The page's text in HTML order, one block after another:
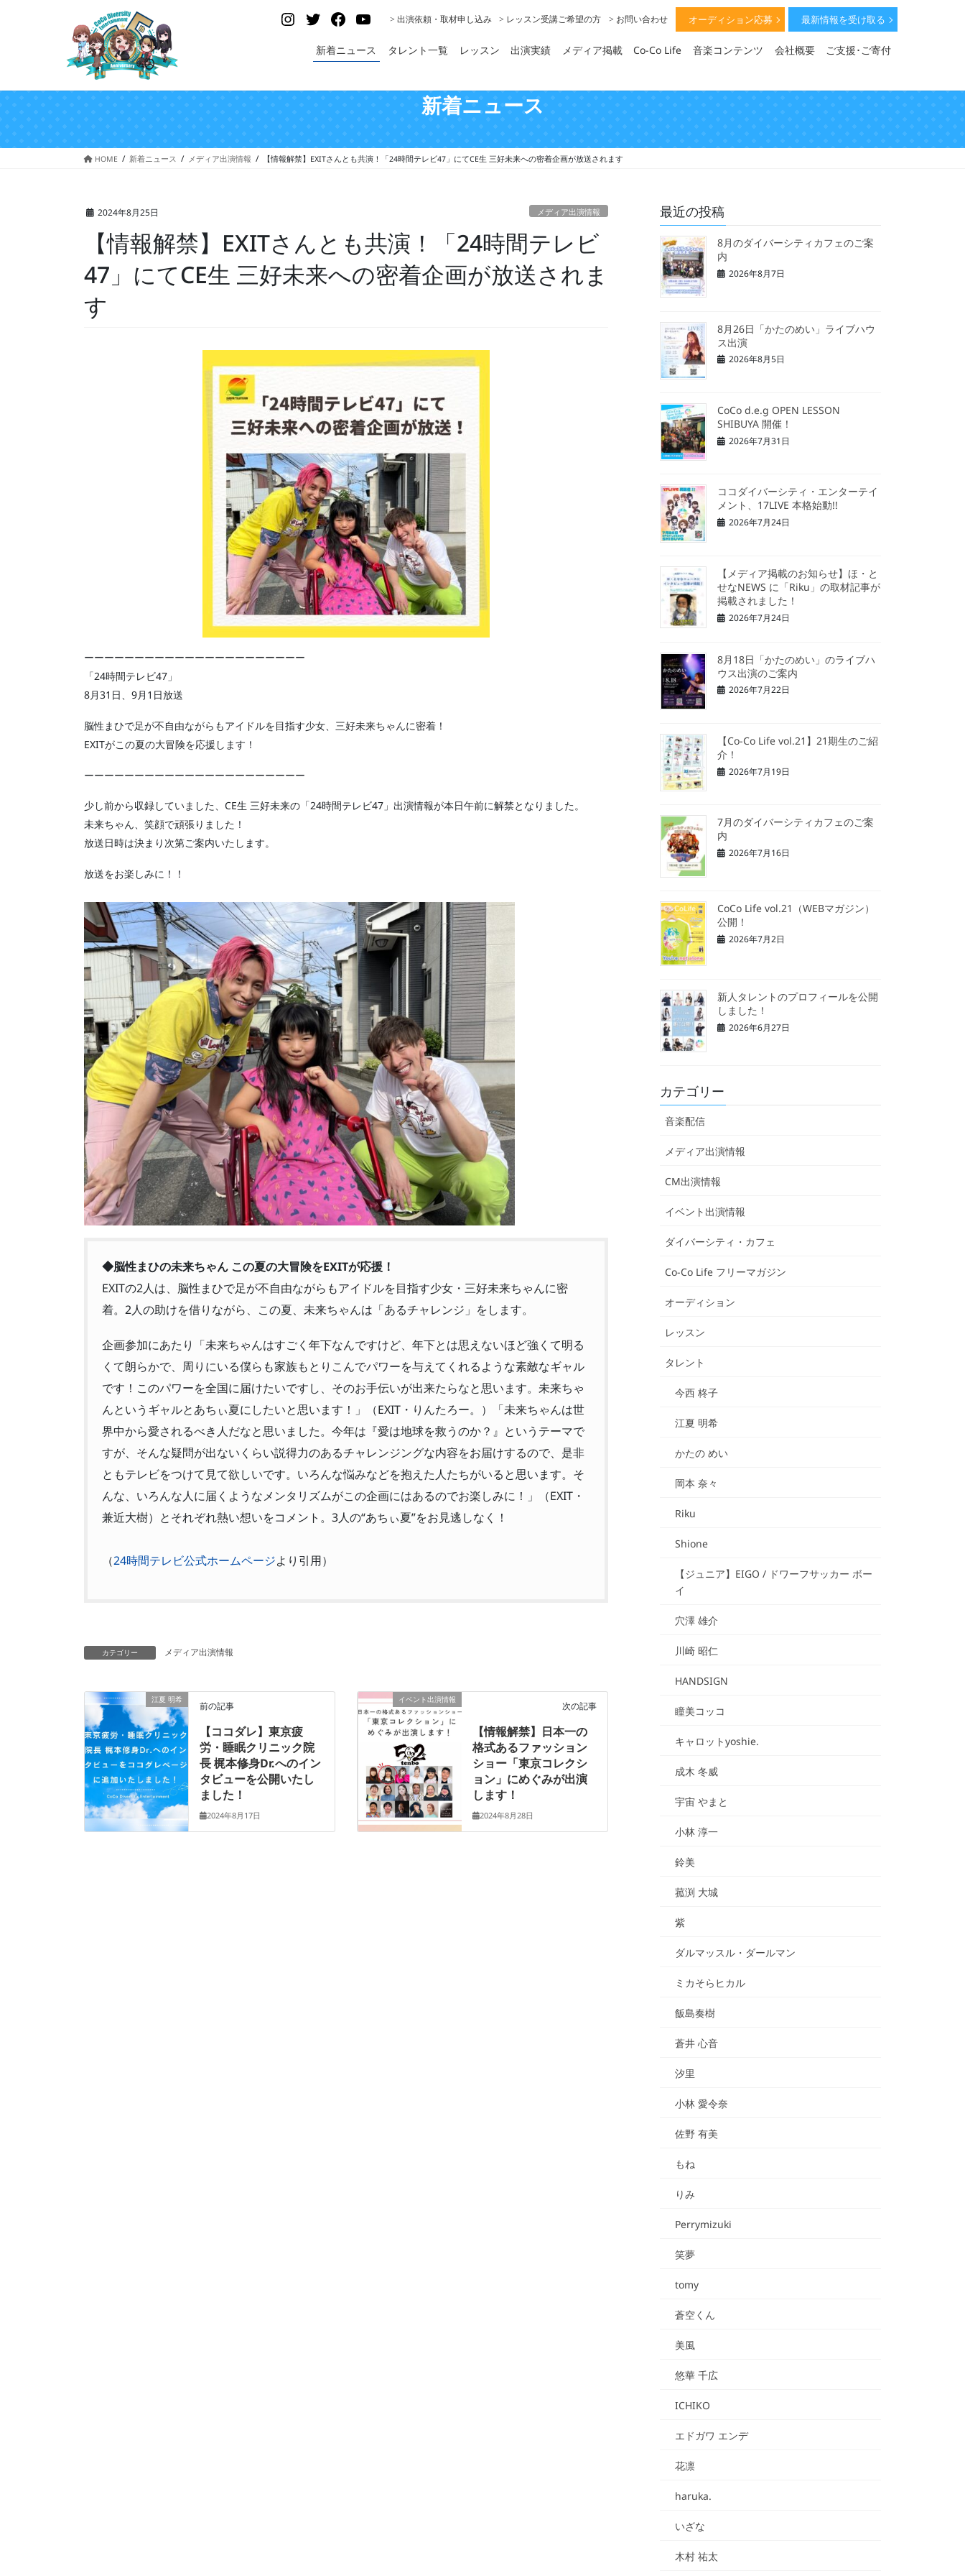
Instagram
> 出演依頼・取材申し込み > レッスン受講ご希望の方 > お問い合わせ オーディション応募 最新情報を受け取る
新着ニュース タレント一覧 レッスン 出演実績 メディア掲載 Co-Co Life 音楽コンテンツ 会社概要 ご支援･ご寄付
新着ニュース
HOME 新着ニュース メディア出演情報 【情報解禁】EXITさんとも共演！「24時間テレビ47」にてCE生 三好未来への密着企画が放送されます
2024年8月25日 メディア出演情報
【情報解禁】EXITさんとも共演！「24時間テレビ
47」にてCE生 三好未来への密着企画が放送されま
す
ーーーーーーーーーーーーーーーーーーーーーー
「24時間テレビ47」
8月31日、9月1日放送
脳性まひで足が不自由ながらもアイドルを目指す少女、三好未来ちゃんに密着！
EXITがこの夏の大冒険を応援します！
ーーーーーーーーーーーーーーーーーーーーーー
少し前から収録していました、CE生 三好未来の「24時間テレビ47」出演情報が本日午前に解禁となりました。
未来ちゃん、笑顔で頑張りました！
放送日時は決まり次第ご案内いたします。
放送をお楽しみに！！
◆脳性まひの未来ちゃん この夏の大冒険をEXITが応援！
EXITの2人は、脳性まひで足が不自由ながらもアイドルを目指す少女・三好未来ちゃんに密
着。2人の助けを借りながら、この夏、未来ちゃんは「あるチャレンジ」をします。
企画参加にあたり「未来ちゃんはすごく年下なんですけど、年下とは思えないほど強くて明る
くて朗らかで、周りにいる僕らも家族もとりこんでパワーを与えてくれるような素敵なギャル
です！このパワーを全国に届けたいですし、そのお手伝いが出来たらなと思います。未来ちゃ
んというギャルとあちぃ夏にしたいと思います！」（EXIT・りんたろー。）「未来ちゃんは世
界中から愛されるべき人だなと思いました。今年は『愛は地球を救うのか？』というテーマで
すが、そんな疑問が出ないくらい説得力のあるチャレンジングな内容をお届けするので、是非
ともテレビをつけて見て欲しいです。いろんな悩みなどを抱えた人たちがいると思います。そ
んな、いろんな人に届くようなメンタリズムがこの企画にはあるのでお楽しみに！」（EXIT・
兼近大樹）とそれぞれ熱い想いをコメント。3人の“あちぃ夏”をお見逃しなく！
（24時間テレビ公式ホームページより引用）
カテゴリー メディア出演情報
江夏 明希
前の記事
【ココダレ】東京疲
労・睡眠クリニック院
長 梶本修身Dr.へのイン
タビューを公開いたし
ました！
2024年8月17日
イベント出演情報
次の記事
【情報解禁】日本一の
格式あるファッション
ショー「東京コレクシ
ョン」にめぐみが出演
します！
2024年8月28日
最近の投稿
8月のダイバーシティカフェのご案
内
2026年8月7日
8月26日「かたのめい」ライブハウ
ス出演
2026年8月5日
CoCo d.e.g OPEN LESSON
SHIBUYA 開催！
2026年7月31日
ココダイバーシティ・エンターテイ
メント、17LIVE 本格始動!!
2026年7月24日
【メディア掲載のお知らせ】ほ・と
せなNEWS に「Riku」の取材記事が
掲載されました！
2026年7月24日
8月18日「かたのめい」のライブハ
ウス出演のご案内
2026年7月22日
【Co-Co Life vol.21】21期生のご紹
介！
2026年7月19日
7月のダイバーシティカフェのご案
内
2026年7月16日
CoCo Life vol.21（WEBマガジン）
公開！
2026年7月2日
新人タレントのプロフィールを公開
しました！
2026年6月27日
カテゴリー
音楽配信
メディア出演情報
CM出演情報
イベント出演情報
ダイバーシティ・カフェ
Co-Co Life フリーマガジン
オーディション
レッスン
タレント
今西 柊子
江夏 明希
かたの めい
岡本 奈々
Riku
Shione
【ジュニア】EIGO / ドワーフサッカー ボー
イ
穴澤 雄介
川崎 昭仁
HANDSIGN
瞳美コッコ
キャロットyoshie.
成木 冬威
宇宙 やまと
小林 淳一
鈴美
菰渕 大城
紫
ダルマッスル・ダールマン
ミカそらヒカル
飯島奏樹
蒼井 心音
汐里
小林 愛令奈
佐野 有美
もね
りみ
Perrymizuki
笑夢
tomy
蒼空くん
美風
悠華 千広
ICHIKO
エドガワ エンデ
花凛
haruka.
いざな
木村 祐太